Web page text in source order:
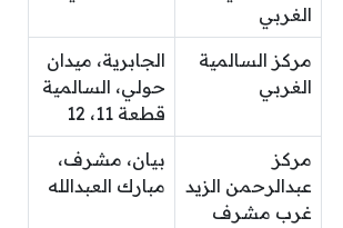
الغربي
مركز السالمية
الغربي
الجابرية، ميدان
حولي، السالمية
قطعة 11، 12
مركز
عبدالرحمن الزيد
غرب مشرف
بيان، مشرف،
مبارك العبدالله